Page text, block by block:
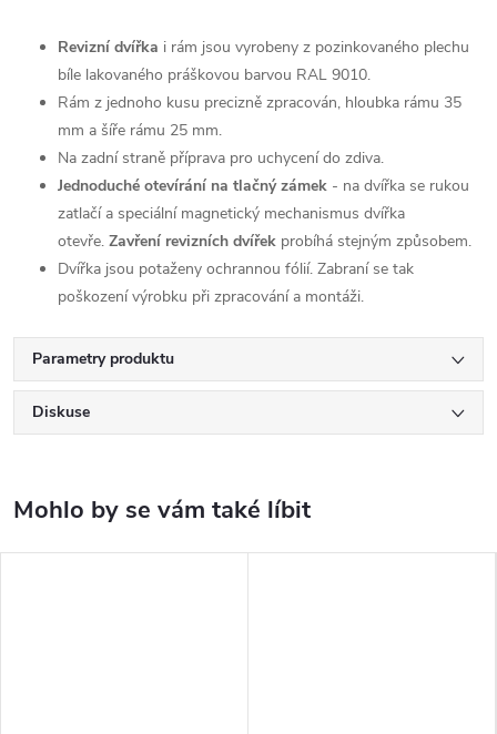
Revizní dvířka i rám jsou vyrobeny z pozinkovaného plechu
bíle lakovaného práškovou barvou RAL 9010.
Rám z jednoho kusu precizně zpracován, hloubka rámu 35
mm a šíře rámu 25 mm.
Na zadní straně příprava pro uchycení do zdiva.
Jednoduché otevírání na tlačný zámek - na dvířka se rukou
zatlačí a speciální magnetický mechanismus dvířka
otevře. Zavření revizních dvířek probíhá stejným způsobem.
Dvířka jsou potaženy ochrannou fólií. Zabraní se tak
poškození výrobku při zpracování a montáži.
Parametry produktu
Diskuse